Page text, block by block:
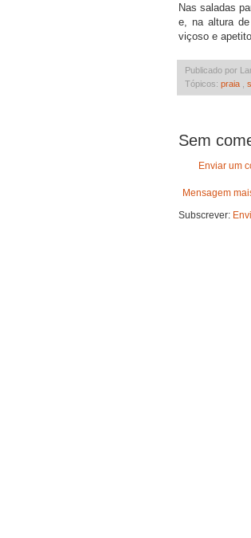
Nas saladas
e, na altura
viçoso e
Publicado por
Tópicos: praia
Sem
Enviar um
Mensagem
Subscrever: